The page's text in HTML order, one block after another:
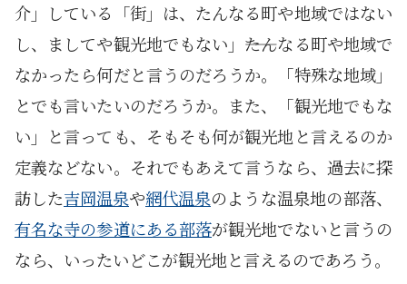
介」している「街」は、たんなる町や地域ではない
し、ましてや観光地でもない」――たんなる町や地域で
なかったら何だと言うのだろうか。「特殊な地域」
とでも言いたいのだろうか。また、「観光地でもな
い」と言っても、そもそも何が観光地と言えるのか
定義などない。それでもあえて言うなら、過去に探
訪した吉岡温泉や網代温泉のような温泉地の部落、
有名な寺の参道にある部落が観光地でないと言うの
なら、いったいどこが観光地と言えるのであろう。